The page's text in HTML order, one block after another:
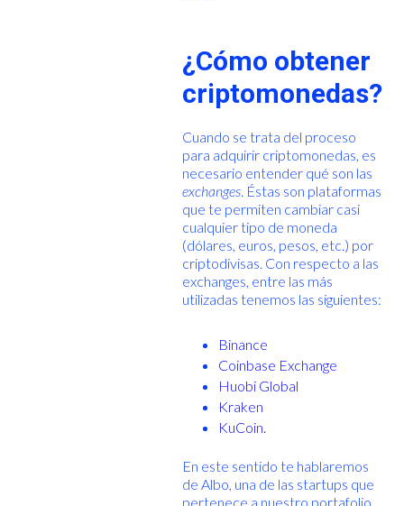
¿Cómo obtener
criptomonedas?
Cuando se trata del proceso
para adquirir criptomonedas, es
necesario entender qué son las
exchanges . Éstas son plataformas
que te permiten cambiar casi
cualquier tipo de moneda
(dólares, euros, pesos, etc.) por
criptodivisas. Con respecto a las
exchanges, entre las más
utilizadas tenemos las siguientes:
Binance
Coinbase Exchange
Huobi Global
Kraken
KuCoin.
En este sentido te hablaremos
de Albo, una de las startups que
pertenece a nuestro portafolio